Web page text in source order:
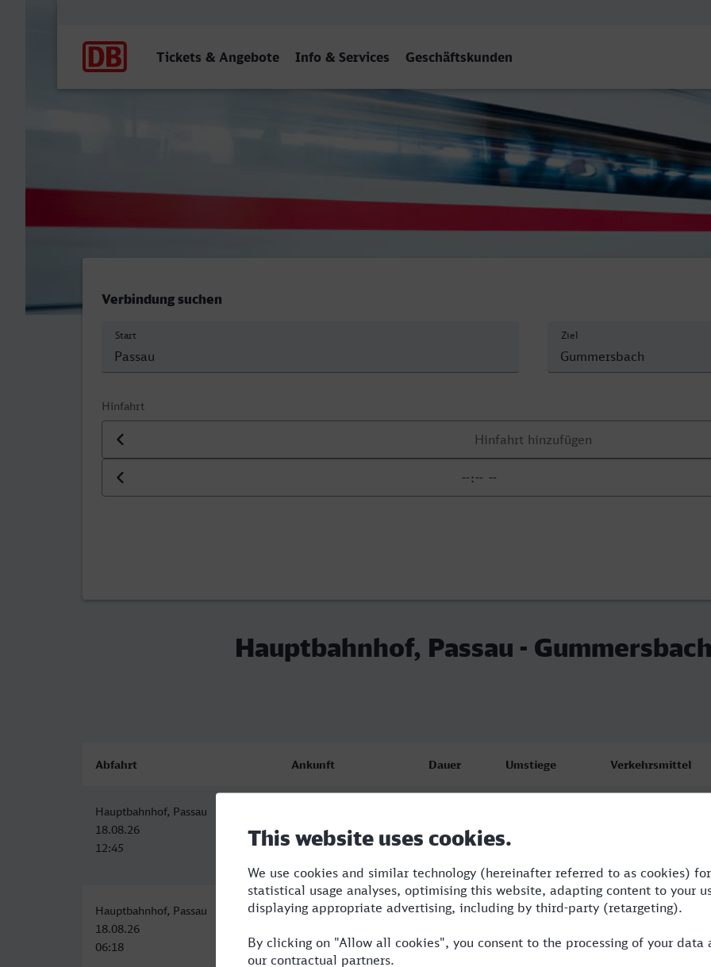
Tickets & Angebote Info & Services Geschäftskunden
Hauptbahnhof, Passau - Gummersbach
Verbindung suchen
Start Ziel
Hinfahrt
Datum der Hinfahrt
Uhrzeit der Hinfahrt
Hauptbahnhof, Passau - Gummersbach
Abfahrt Ankunft Dauer Umstiege Verkehrsmittel
Hauptbahnhof, Passau
18.08.26
12:45
18.08.26
20:35
Hauptbahnhof, Passau
18.08.26
06:18
Gummersbach
14:35
8:17 3 RB,BUS,RE,ICE